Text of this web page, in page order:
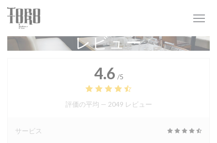
クッキー利用の管理について
レビュー
4.6 /5
評価の平均 — 2049 レビュー
サービス